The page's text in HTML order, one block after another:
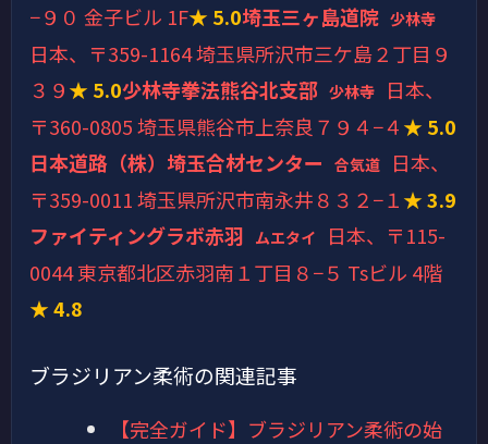
−９０ 金子ビル 1F★ 5.0埼玉三ヶ島道院 少林寺
日本、〒359-1164 埼玉県所沢市三ケ島２丁目９
３９★ 5.0少林寺拳法熊谷北支部 少林寺
日本、
〒360-0805 埼玉県熊谷市上奈良７９４−４★ 5.0
日本道路（株）埼玉合材センター 合気道
日本、
〒359-0011 埼玉県所沢市南永井８３２−１★ 3.9
ファイティングラボ赤羽 ムエタイ
日本、〒115-
0044 東京都北区赤羽南１丁目８−５ Tsビル 4階
★ 4.8
ブラジリアン柔術の関連記事
【完全ガイド】ブラジリアン柔術の始